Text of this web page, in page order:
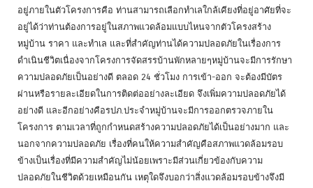
อยู่ภายในตัวโครงการคือ ท่านสามารถเลือกทำเลใกล้เคียงที่อยู่อาศัยที่จะ
อยู่ได้ว่าท่านต้องการอยู่ในสภาพแวดล้อมแบบไหนจากตัวโครงสร้าง
หมู่บ้าน ราคา และทำเล และที่สำคัญท่านได้ความปลอดภัยในเรื่องการ
ดำเนินชีวิตเนื่องจากโครงการจัดสรรบ้านพักหลายๆหมู่บ้านจะมีการรักษา
ความปลอดภัยเป็นอย่างดี ตลอด 24 ชั่วโมง การเข้า-ออก จะต้องมีบัตร
ผ่านหรือรายละเอียดในการติดต่ออย่างละเอียด จึงเพิ่มความปลอดภัยได้
อย่างดี และอีกอย่างคือรปภ.ประจำหมู่บ้านจะมีการออกตรวจภายใน
โครงการ ตามเวลาที่ถูกกำหนดสร้างความปลอดภัยได้เป็นอย่างมาก และ
นอกจากความปลอดภัย เรื่องที่คนให้ความสำคัญคือสภาพแวดล้อมรอบ
ข้างเป็นเรื่องที่มีความสำคัญไม่น้อยเพราะมีส่วนเกี่ยวข้องกับความ
ปลอดภัยในชีวิตด้วยเหมือนกัน เหตุใดจึงบอกว่าสิ่งแวดล้อมรอบข้างจึงมี